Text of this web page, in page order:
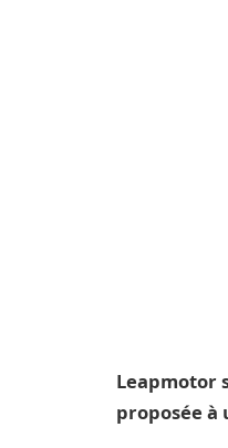
Leapmotor
proposée à